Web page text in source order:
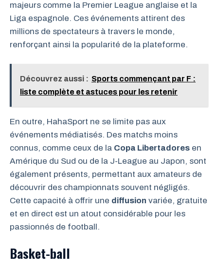
majeurs comme la Premier League anglaise et la
Liga espagnole. Ces événements attirent des
millions de spectateurs à travers le monde,
renforçant ainsi la popularité de la plateforme.
Découvrez aussi : Sports commençant par F :
liste complète et astuces pour les retenir
En outre, HahaSport ne se limite pas aux
événements médiatisés. Des matchs moins
connus, comme ceux de la Copa Libertadores en
Amérique du Sud ou de la J-League au Japon, sont
également présents, permettant aux amateurs de
découvrir des championnats souvent négligés.
Cette capacité à offrir une diffusion variée, gratuite
et en direct est un atout considérable pour les
passionnés de football.
Basket-ball